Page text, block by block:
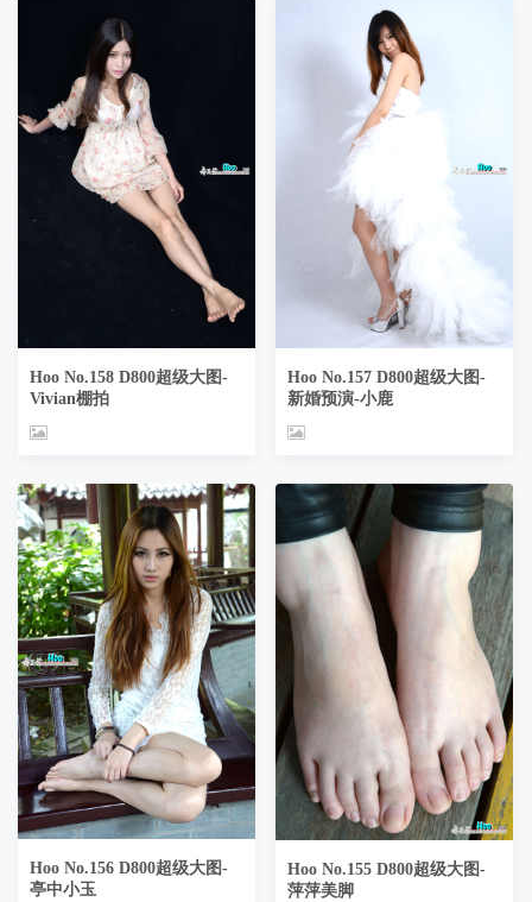
Hoo No.158 D800超级大图-
Vivian棚拍
Hoo No.156 D800超级大图-
亭中小玉
Hoo No.157 D800超级大图-
新婚预演-小鹿
Hoo No.155 D800超级大图-
萍萍美脚